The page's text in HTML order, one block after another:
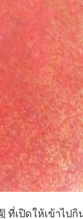
ที่เปิดให้เข้าไป